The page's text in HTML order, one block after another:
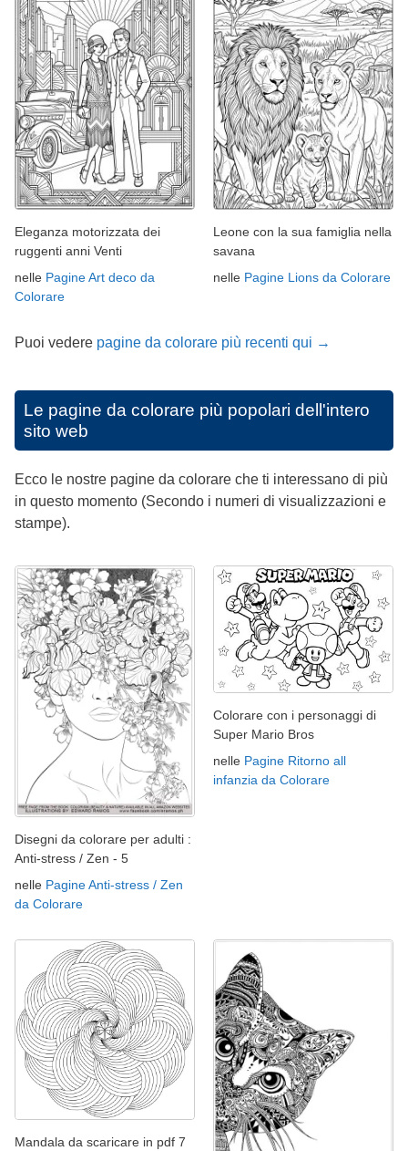
Eleganza motorizzata dei
ruggenti anni Venti
nelle Pagine Art deco da
Colorare
Leone con la sua famiglia nella
savana
nelle Pagine Lions da Colorare
Puoi vedere pagine da colorare più recenti qui →
Le pagine da colorare più popolari dell'intero
sito web
Ecco le nostre pagine da colorare che ti interessano di più
in questo momento (Secondo i numeri di visualizzazioni e
stampe).
Disegni da colorare per adulti :
Anti-stress / Zen - 5
nelle Pagine Anti-stress / Zen
da Colorare
Colorare con i personaggi di
Super Mario Bros
nelle Pagine Ritorno all
infanzia da Colorare
Mandala da scaricare in pdf 7